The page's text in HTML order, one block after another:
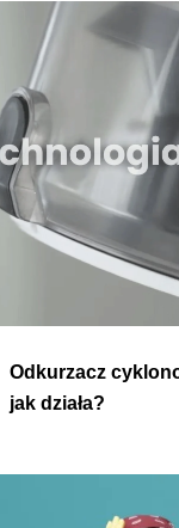
Odkurzacz
jak działa?